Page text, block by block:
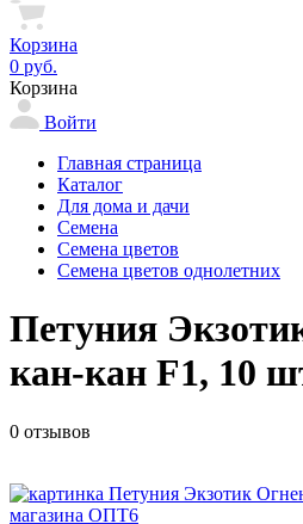
Корзина
0 руб.
Корзина
Войти
Главная страница
Каталог
Для дома и дачи
Семена
Семена цветов
Семена цветов однолетних
Петуния
кан-кан F1, 10
0 отзывов